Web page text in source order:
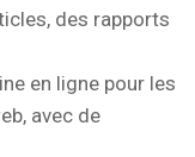
des rapports
en ligne pour les
avec de